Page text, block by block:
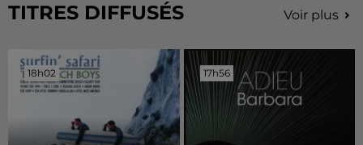
TITRES DIFFUSÉS Voir plus
18h02
18h02 17h56
17h56